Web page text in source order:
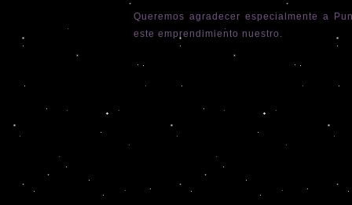
Queremos agradecer especialmente a
este emprendimiento nuestro.